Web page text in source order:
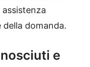
domanda.
e